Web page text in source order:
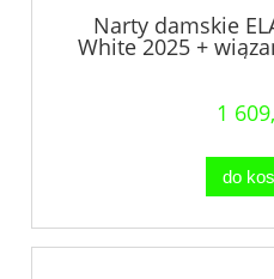
Narty damskie
White 2025 +
1
do